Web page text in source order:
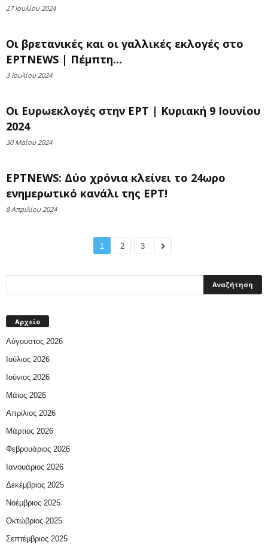
27 Ιουλίου 2024
Οι βρετανικές και οι γαλλικές εκλογές στο
ΕΡΤNEWS | Πέμπτη...
3 Ιουλίου 2024
Οι Ευρωεκλογές στην ΕΡΤ | Κυριακή 9 Ιουνίου
2024
30 Μαΐου 2024
ΕΡΤNEWS: Δύο χρόνια κλείνει το 24ωρο
ενημερωτικό κανάλι της ΕΡΤ!
8 Απριλίου 2024
1 2 3
Αρχείο
Αύγουστος 2026
Ιούλιος 2026
Ιούνιος 2026
Μάιος 2026
Απρίλιος 2026
Μάρτιος 2026
Φεβρουάριος 2026
Ιανουάριος 2026
Δεκέμβριος 2025
Νοέμβριος 2025
Οκτώβριος 2025
Σεπτέμβριος 2025